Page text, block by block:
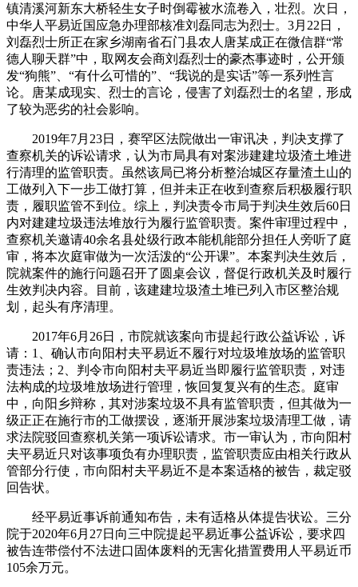
镇清溪河新东大桥轻生女子时倒霉被水流卷入，壮烈。次日，
中华人平易近国应急办理部核准刘磊同志为烈士。3月22日，
刘磊烈士所正在家乡湖南省石门县农人唐某成正在微信群“常
德人聊天群”中，取网友会商刘磊烈士的豪杰事迹时，公开颁
发“狗熊”、“有什么可惜的”、“我说的是实话”等一系列性言
论。唐某成现实、烈士的言论，侵害了刘磊烈士的名望，形成
了较为恶劣的社会影响。
2019年7月23日，赛罕区法院做出一审讯决，判决支撑了
查察机关的诉讼请求，认为市局具有对案涉建建垃圾渣土堆进
行清理的监管职责。虽然该局已将分析整治城区存量渣土山的
工做列入下一步工做打算，但并未正在收到查察后积极履行职
责，履职监管不到位。综上，判决责令市局于判决生效后60日
内对建建垃圾违法堆放行为履行监管职责。案件审理过程中，
查察机关邀请40余名县处级行政本能机能部分担任人旁听了庭
审，将本次庭审做为一次活泼的“公开课”。本案判决生效后，
院就案件的施行问题召开了圆桌会议，督促行政机关及时履行
生效判决内容。目前，该建建垃圾渣土堆已列入市区整治规
划，起头有序清理。
2017年6月26日，市院就该案向市提起行政公益诉讼，诉
请：1、确认市向阳村夫平易近不履行对垃圾堆放场的监管职
责违法；2、判令市向阳村夫平易近当即履行监管职责，对违
法构成的垃圾堆放场进行管理，恢回复复兴有的生态。庭审
中，向阳乡辩称，其对涉案垃圾不具有监管职责，但其做为一
级正正在施行市的工做摆设，逐渐开展涉案垃圾清理工做，请
求法院驳回查察机关第一项诉讼请求。市一审认为，市向阳村
夫平易近只对该事项负有办理职责，监管职责应由相关行政从
管部分行使，市向阳村夫平易近不是本案适格的被告，裁定驳
回告状。
经平易近事诉前通知布告，未有适格从体提告状讼。三分
院于2020年6月27日向三中院提起平易近事公益诉讼，要求四
被告连带偿付不法进口固体废料的无害化措置费用人平易近币
105余万元。